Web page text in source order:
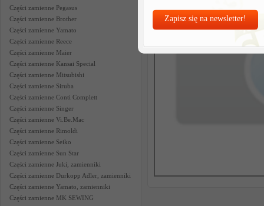
Zapisz się na newsletter!
Części zamienne Pegasus
Części zamienne Brother
Części zamienne Yamato
Części zamienne Reece
Części zamienne Maier
Części zamienne Kansai Special
Części zamienne Mitsubishi
Części zamienne Siruba
Części zamienne Conti Complett
Części zamienne Singer
Części zamienne Vi.Be.Mac
Części zamienne Rimoldi
Części zamienne Seiko
Części zamienne Sun Star
Części zamienne Juki, zamienniki
Części zamienne Durkopp Adler, zamienniki
Części zamienne Yamato, zamienniki
Części zamienne MK SEWING